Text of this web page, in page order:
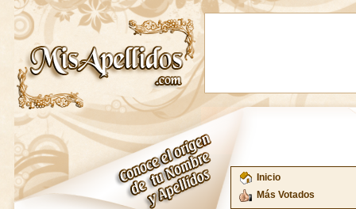
Inicio
Más Votados